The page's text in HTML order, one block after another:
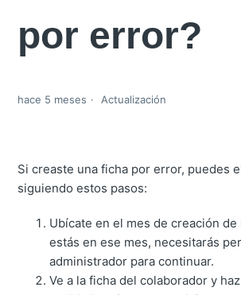
por error?
hace 5 meses Actualización
Si creaste una ficha por error, puedes
siguiendo estos pasos:
Ubícate en el mes de creación de
estás en ese mes, necesitarás
administrador para continuar.
Ve a la ficha del colaborador y